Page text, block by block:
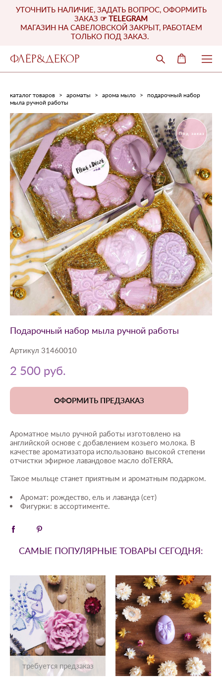
УТОЧНИТЬ НАЛИЧИЕ, ЗАДАТЬ ВОПРОС, ОФОРМИТЬ
ЗАКАЗ ☞ TELEGRAM
МАГАЗИН НА САВЕЛОВСКОЙ ЗАКРЫТ, РАБОТАЕМ
ТОЛЬКО ПОД ЗАКАЗ.
ФЛЁР&ДЕКОР
каталог товаров > ароматы > арома мыло > подарочный набор
мыла ручной работы
Под заказ
Подарочный набор мыла ручной работы
Артикул 31460010
2 500 pуб.
ОФОРМИТЬ ПРЕДЗАКАЗ
Ароматное мыло ручной работы изготовлено на
английской основе с добавлением козьего молока. В
качестве ароматизатора использовано высокой степени
отчистки эфирное лавандовое масло doTERRA.
Такое мыльце станет приятным и ароматным подарком.
Аромат: рождество, ель и лаванда (сет)
Фигурки: в ассортименте.
САМЫЕ ПОПУЛЯРНЫЕ ТОВАРЫ СЕГОДНЯ:
требуется предзаказ